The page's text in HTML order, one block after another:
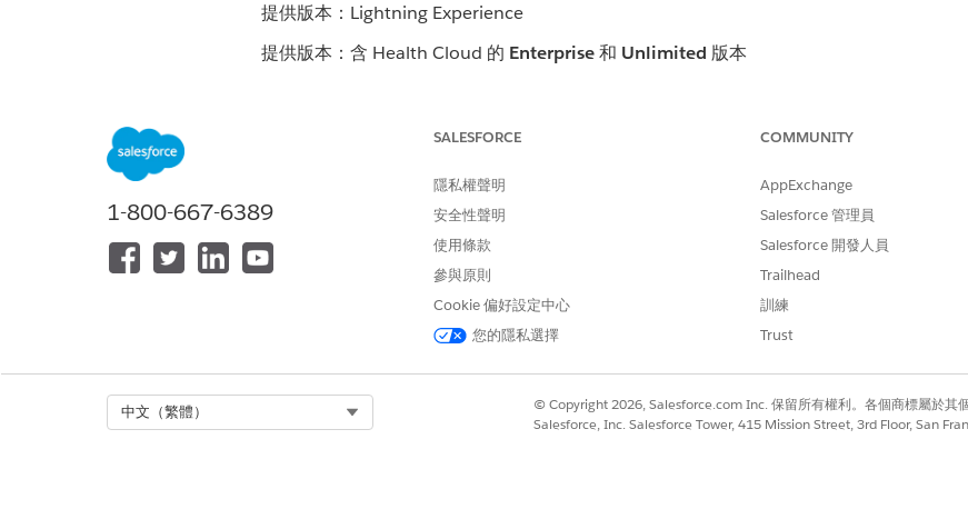
提供版本：Lightning Experience
提供版本：含 Health Cloud 的 Enterprise和 Unlimited 版本
此文章是否解決您的問題？
請讓我們知道，以便我們改進！
1-800-667-6389
SALESFORCE
隱私權聲明
安全性聲明
使用條款
參與原則
Cookie 偏好設定中心
您的隱私選擇
COMMUNITY
AppExchange
Salesforce 管理員
Salesforce 開發人員
Trailhead
訓練
Trust
中文（繁體）
© Copyright 2026, Salesforce.com Inc. 保留所有權利。各個商標屬於其個
Salesforce, Inc. Salesforce Tower, 415 Mission Street, 3rd Floor, San